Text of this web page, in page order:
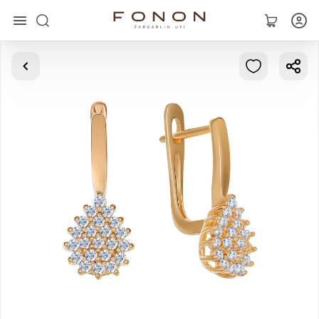
Главная
Браслеты